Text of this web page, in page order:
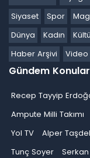
Siyaset
Spor
Dünya
Kadın
Haber Arşivi
Video
Gündem Konular
Recep Tayyip
Ampute Milli Takımı
Yol TV
Alper
Tunç Soyer
Serkan